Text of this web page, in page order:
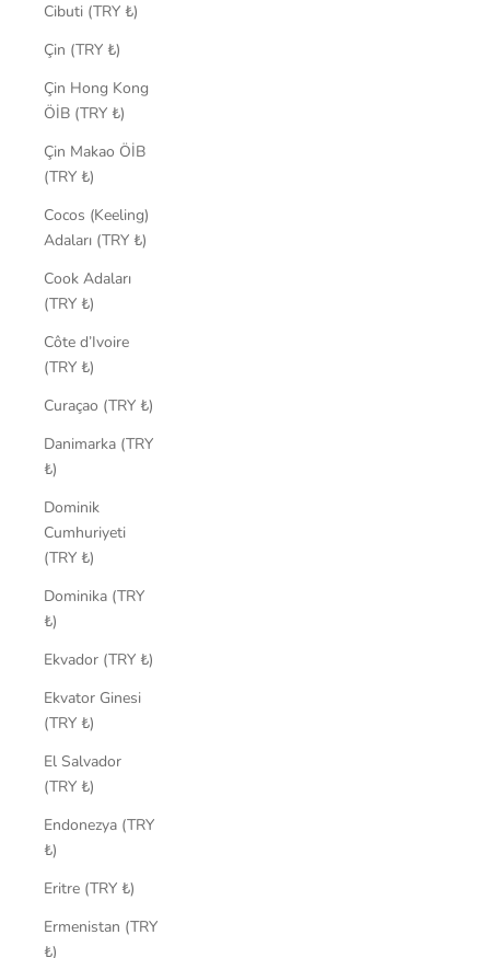
Cibuti (TRY ₺)
Çin (TRY ₺)
Çin Hong Kong
ÖİB (TRY ₺)
Çin Makao ÖİB
(TRY ₺)
Cocos (Keeling)
Adaları (TRY ₺)
Cook Adaları
(TRY ₺)
Côte d’Ivoire
(TRY ₺)
Curaçao (TRY ₺)
Danimarka (TRY
₺)
Dominik
Cumhuriyeti
(TRY ₺)
Dominika (TRY
₺)
Ekvador (TRY ₺)
Ekvator Ginesi
(TRY ₺)
El Salvador
(TRY ₺)
Endonezya (TRY
₺)
Eritre (TRY ₺)
Ermenistan (TRY
₺)